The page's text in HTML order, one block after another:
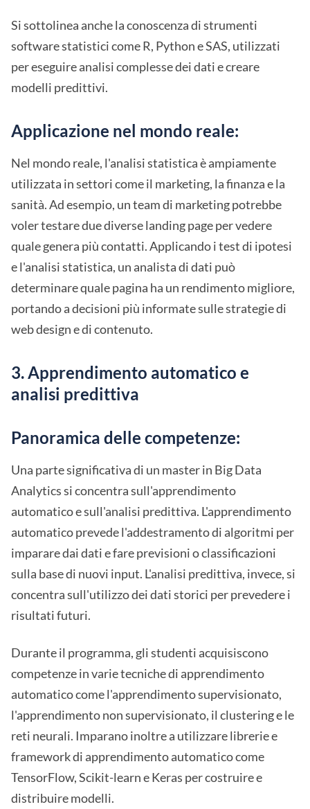
Si sottolinea anche la conoscenza di strumenti
software statistici come R, Python e SAS, utilizzati
per eseguire analisi complesse dei dati e creare
modelli predittivi.
Applicazione nel mondo reale:
Nel mondo reale, l'analisi statistica è ampiamente
utilizzata in settori come il marketing, la finanza e la
sanità. Ad esempio, un team di marketing potrebbe
voler testare due diverse landing page per vedere
quale genera più contatti. Applicando i test di ipotesi
e l'analisi statistica, un analista di dati può
determinare quale pagina ha un rendimento migliore,
portando a decisioni più informate sulle strategie di
web design e di contenuto.
3. Apprendimento automatico e
analisi predittiva
Panoramica delle competenze:
Una parte significativa di un master in Big Data
Analytics si concentra sull'apprendimento
automatico e sull'analisi predittiva. L'apprendimento
automatico prevede l'addestramento di algoritmi per
imparare dai dati e fare previsioni o classificazioni
sulla base di nuovi input. L'analisi predittiva, invece, si
concentra sull'utilizzo dei dati storici per prevedere i
risultati futuri.
Durante il programma, gli studenti acquisiscono
competenze in varie tecniche di apprendimento
automatico come l'apprendimento supervisionato,
l'apprendimento non supervisionato, il clustering e le
reti neurali. Imparano inoltre a utilizzare librerie e
framework di apprendimento automatico come
TensorFlow, Scikit-learn e Keras per costruire e
distribuire modelli.